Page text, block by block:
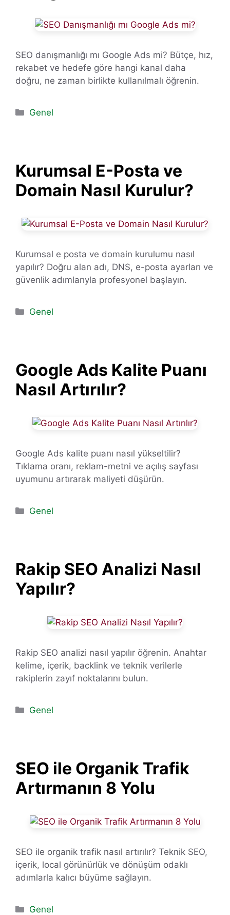
SEO danışmanlığı mı Google Ads mi? Bütçe, hız,
rekabet ve hedefe göre hangi kanal daha
doğru, ne zaman birlikte kullanılmalı öğrenin.
Kategoriler
Genel
Kurumsal E-Posta ve
Domain Nasıl Kurulur?
Kurumsal e posta ve domain kurulumu nasıl
yapılır? Doğru alan adı, DNS, e-posta ayarları ve
güvenlik adımlarıyla profesyonel başlayın.
Kategoriler
Genel
Google Ads Kalite Puanı
Nasıl Artırılır?
Google Ads kalite puanı nasıl yükseltilir?
Tıklama oranı, reklam-metni ve açılış sayfası
uyumunu artırarak maliyeti düşürün.
Kategoriler
Genel
Rakip SEO Analizi Nasıl
Yapılır?
Rakip SEO analizi nasıl yapılır öğrenin. Anahtar
kelime, içerik, backlink ve teknik verilerle
rakiplerin zayıf noktalarını bulun.
Kategoriler
Genel
SEO ile Organik Trafik
Artırmanın 8 Yolu
SEO ile organik trafik nasıl artırılır? Teknik SEO,
içerik, local görünürlük ve dönüşüm odaklı
adımlarla kalıcı büyüme sağlayın.
Kategoriler
Genel